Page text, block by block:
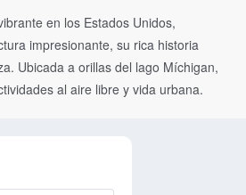
en los Estados Unidos,
impresionante, su rica historia
Ubicada a orillas del lago Míchigan,
al aire libre y vida urbana.